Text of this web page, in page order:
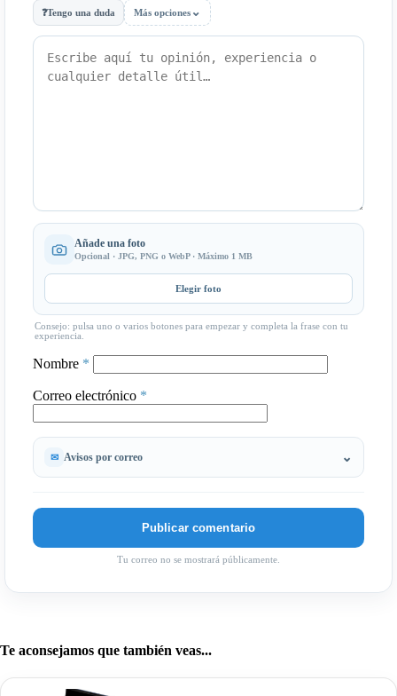
❓Tengo una duda Más opciones ⌄
Añade una foto
Opcional · JPG, PNG o WebP · Máximo 1 MB
Elegir foto
Consejo: pulsa uno o varios botones para empezar y completa la frase con tu
experiencia.
Nombre *
Correo electrónico *
Avisos por correo
Tu correo no se mostrará públicamente.
Te aconsejamos que también veas...